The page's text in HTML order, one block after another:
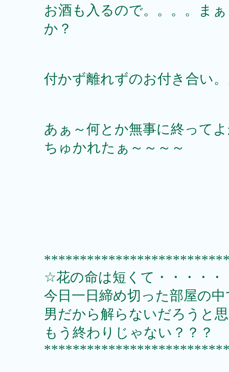
お酒も入るので。。。。ま
か？
付かず離れずのお付き合い
あぁ～何とか無事に終って
ちゅかれたぁ～～～～
☆花の命は短くて・・・・・
今日一日締め切った部屋の
男だから解らないだろうと
もう終わりじゃない？？？